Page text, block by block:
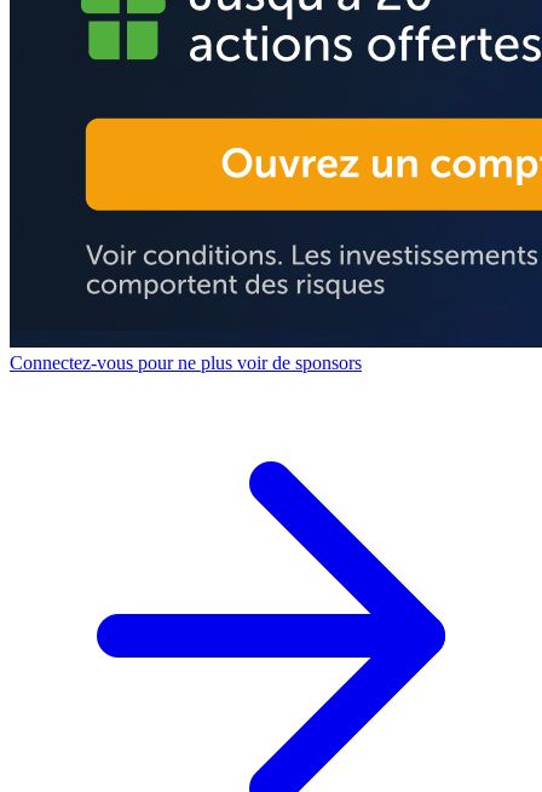
Connectez-vous pour ne plus voir de sponsors